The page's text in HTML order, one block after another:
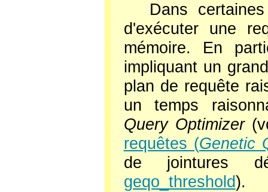
Dans
d'exécuter une
mémoire. En
impliquant un
plan de requête
un temps
Query Optimizer
requêtes (Genetic
de jointures
geqo_threshold).